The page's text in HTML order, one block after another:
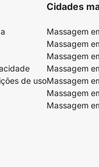
de uso
Cidades
Massagem
Massagem
Massagem
Massagem
Massagem
Massagem
Massagem